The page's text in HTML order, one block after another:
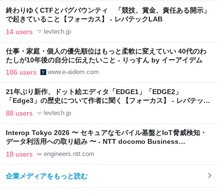
終わりゆくCTFとバグバウンティ 「競技、賞金、責任ある開示」
で起きていること【フォーカス】 - レバテックLAB
14 users levtech.jp
仕事・家庭・個人の優先順位はもっと柔軟に変えていい 40代のわ
たしが10年後の自分に伝えたいこと - りっすん by イーアイデム
106 users www.e-aidem.com
21年ぶり新作、ドット絵エディタ「EDGE1」「EDGE2」
「Edge3」の歴史について作者に聞く【フォーカス】 - レバテック
LAB
88 users levtech.jp
Interop Tokyo 2026 〜 セキュアなモバイル基盤とIoT脅威検知・
データ利活用への取り組み 〜 - NTT docomo Business
Engineers' Blog
18 users engineers.ntt.com
企業メディアをもっと読む